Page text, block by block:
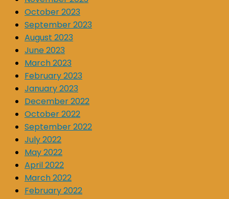
October 2023
September 2023
August 2023
June 2023
March 2023
February 2023
January 2023
December 2022
October 2022
September 2022
July 2022
May 2022
April 2022
March 2022
February 2022